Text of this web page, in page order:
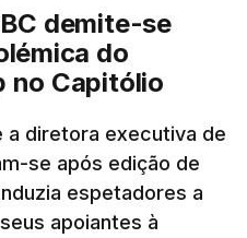
demite-se
do
no Capitólio
a diretora executiva de
se após edição de
espetadores a
apoiantes à